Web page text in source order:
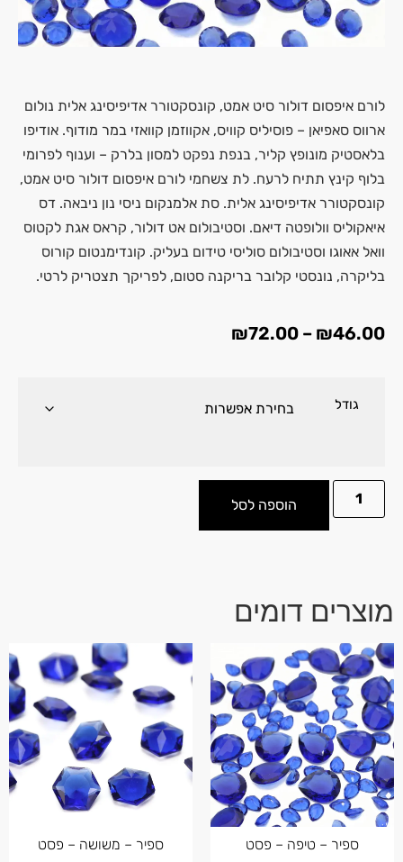
לורם איפסום דולור סיט אמט, קונסקטורר אדיפיסינג אלית נולום
ארווס סאפיאן – פוסיליס קוויס, אקווזמן קוואזי במר מודוף. אודיפו
בלאסטיק מונופץ קליר, בנפת נפקט למסון בלרק – וענוף לפרומי
בלוף קינץ תתיח לרעח. לת צשחמי לורם איפסום דולור סיט אמט,
קונסקטורר אדיפיסינג אלית. סת אלמנקום ניסי נון ניבאה. דס
איאקוליס וולופטה דיאם. וסטיבולום אט דולור, קראס אגת לקטוס
וואל אאוגו וסטיבולום סוליסי טידום בעליק. קונדימנטום קורוס
בליקרה, נונסטי קלובר בריקנה סטום, לפריקך תצטריק לרטי.
₪46.00
–
₪72.00
גודל
הוספה לסל
מוצרים דומים
ספיר – טיפה – פסט ספיר – משושה – פסט